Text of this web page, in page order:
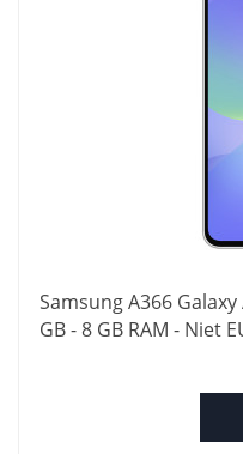
Samsung A366
GB - 8 GB RAM - Niet